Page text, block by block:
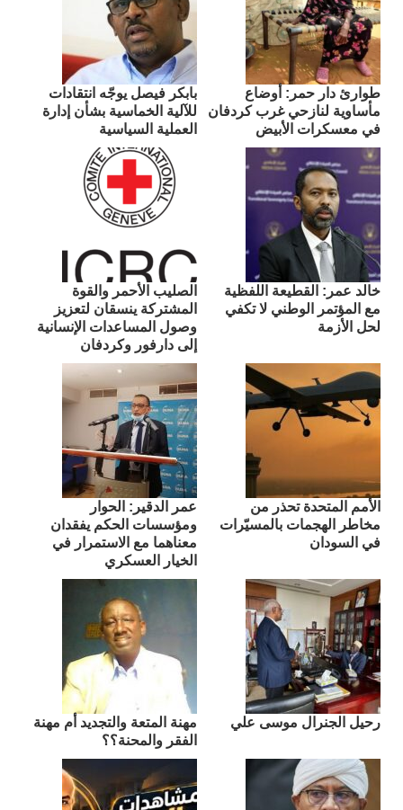
طوارئ دار حمر: أوضاع
مأساوية لنازحي غرب كردفان
في معسكرات الأبيض
بابكر فيصل يوجّه انتقادات
للآلية الخماسية بشأن إدارة
العملية السياسية
​خالد عمر: القطيعة اللفظية
مع المؤتمر الوطني لا تكفي
لحل الأزمة
الصليب الأحمر والقوة
المشتركة ينسقان لتعزيز
وصول المساعدات الإنسانية
إلى دارفور وكردفان
الأمم المتحدة تحذر من
مخاطر الهجمات بالمسيّرات
في السودان
عمر الدقير: الحوار
ومؤسسات الحكم يفقدان
معناهما مع الاستمرار في
الخيار العسكري
رحيل الجنرال موسى علي
مهنة المتعة والتجديد أم مهنة
الفقر والمحنة؟؟